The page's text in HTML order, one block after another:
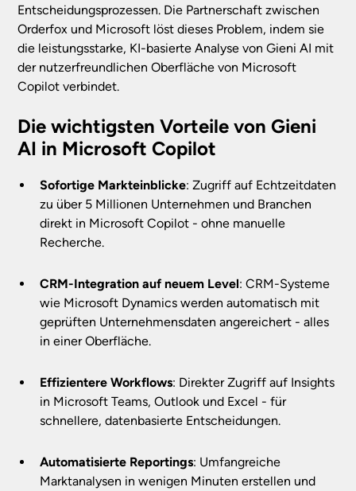
Entscheidungsprozessen. Die Partnerschaft zwischen
Orderfox und Microsoft löst dieses Problem, indem sie
die leistungsstarke, KI-basierte Analyse von Gieni AI mit
der nutzerfreundlichen Oberfläche von Microsoft
Copilot verbindet.
Die wichtigsten Vorteile von Gieni
AI in Microsoft Copilot
Sofortige Markteinblicke: Zugriff auf Echtzeitdaten
zu über 5 Millionen Unternehmen und Branchen
direkt in Microsoft Copilot - ohne manuelle
Recherche.
CRM-Integration auf neuem Level: CRM-Systeme
wie Microsoft Dynamics werden automatisch mit
geprüften Unternehmensdaten angereichert - alles
in einer Oberfläche.
Effizientere Workflows: Direkter Zugriff auf Insights
in Microsoft Teams, Outlook und Excel - für
schnellere, datenbasierte Entscheidungen.
Automatisierte Reportings: Umfangreiche
Marktanalysen in wenigen Minuten erstellen und